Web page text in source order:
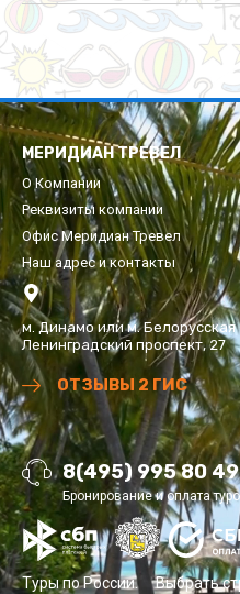
МЕРИДИАН ТРЕВЕЛ
О Компании
Реквизиты компании
Офис Меридиан Тревел
Наш адрес и контакты
м. Динамо или м. Белорусская
Ленинградский проспект, 27
ОТЗЫВЫ 2 ГИС
8(495) 995 80 49
Бронирование и оплата
Туры по России.
Выбрать